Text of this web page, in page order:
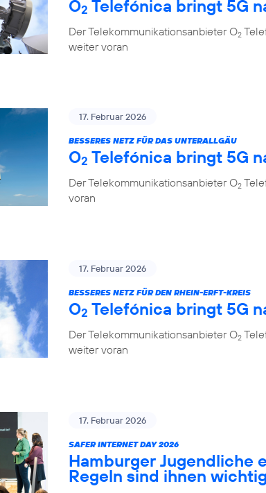
O2 Telefónica bringt 5G
Der Telekommunikationsanbieter O2
weiter voran
17. Februar 2026
BESSERES NETZ FÜR DAS UNTERALLGÄU
O2 Telefónica bringt 5G
Der Telekommunikationsanbieter O2
voran
17. Februar 2026
BESSERES NETZ FÜR DEN RHEIN-ERFT-KREIS
O2 Telefónica bringt 5G
Der Telekommunikationsanbieter O2
weiter voran
17. Februar 2026
SAFER INTERNET DAY 2026
Hamburger Jugendliche
Regeln sind ihnen wichtig